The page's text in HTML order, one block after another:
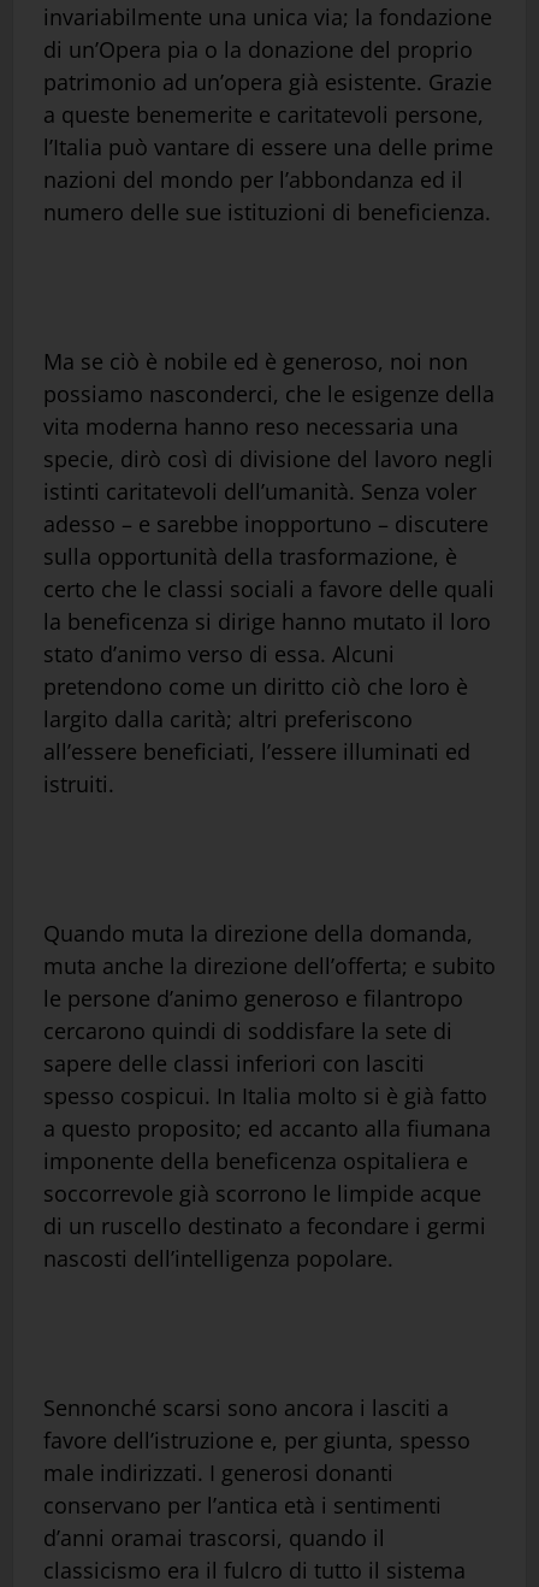
invariabilmente una unica via; la fondazione
di un’Opera pia o la donazione del proprio
patrimonio ad un’opera già esistente. Grazie
a queste benemerite e caritatevoli persone,
l’Italia può vantare di essere una delle prime
nazioni del mondo per l’abbondanza ed il
numero delle sue istituzioni di beneficienza.
Ma se ciò è nobile ed è generoso, noi non
possiamo nasconderci, che le esigenze della
vita moderna hanno reso necessaria una
specie, dirò così di divisione del lavoro negli
istinti caritatevoli dell’umanità. Senza voler
adesso – e sarebbe inopportuno – discutere
sulla opportunità della trasformazione, è
certo che le classi sociali a favore delle quali
la beneficenza si dirige hanno mutato il loro
stato d’animo verso di essa. Alcuni
pretendono come un diritto ciò che loro è
largito dalla carità; altri preferiscono
all’essere beneficiati, l’essere illuminati ed
istruiti.
Quando muta la direzione della domanda,
muta anche la direzione dell’offerta; e subito
le persone d’animo generoso e filantropo
cercarono quindi di soddisfare la sete di
sapere delle classi inferiori con lasciti
spesso cospicui. In Italia molto si è già fatto
a questo proposito; ed accanto alla fiumana
imponente della beneficenza ospitaliera e
soccorrevole già scorrono le limpide acque
di un ruscello destinato a fecondare i germi
nascosti dell’intelligenza popolare.
Sennonché scarsi sono ancora i lasciti a
favore dell’istruzione e, per giunta, spesso
male indirizzati. I generosi donanti
conservano per l’antica età i sentimenti
d’anni oramai trascorsi, quando il
classicismo era il fulcro di tutto il sistema